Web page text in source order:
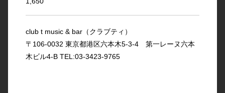
club t music & bar（クラブティ）
〒106-0032 東京都港区六本木5-3-4 第一レーヌ六本
木ビル4-B TEL:03-3423-9765